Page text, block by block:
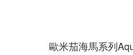
歐米茄海馬系列